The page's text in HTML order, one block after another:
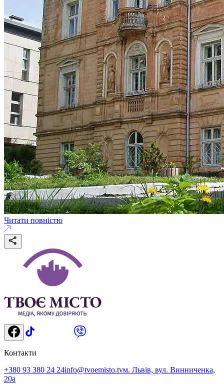
Читати повністю
Контакти
+380 93 380 24 24info@tvoemisto.tvм. Львів, вул. Винниченка,
20а